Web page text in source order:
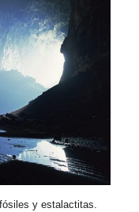
y estalactitas.